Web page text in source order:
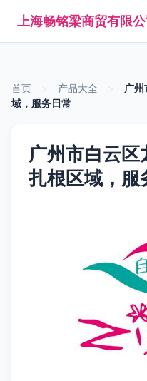
上海畅铭梁商贸有限
首页 产品大全
广州
域，服务日常
广州市白云
扎根区域，服